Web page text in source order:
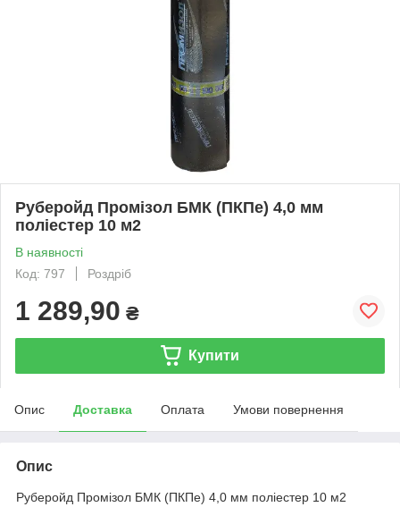
Руберойд Промізол БМК (ПКПе) 4,0 мм
поліестер 10 м2
В наявності
Код: 797
Роздріб
1 289,90 ₴
Купити
Опис Доставка Оплата Умови повернення
Опис
Руберойд Промізол БМК (ПКПе) 4,0 мм поліестер 10 м2